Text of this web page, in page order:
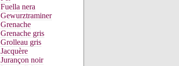
Fuella nera
Gewurztraminer
Grenache
Grenache gris
Grolleau gris
Jacquère
Jurançon noir